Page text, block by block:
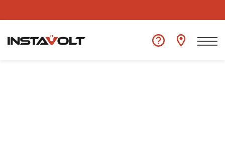
Ver outra localização